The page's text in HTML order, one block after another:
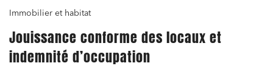
Immobilier et habitat
Jouissance conforme des locaux et
indemnité d’occupation